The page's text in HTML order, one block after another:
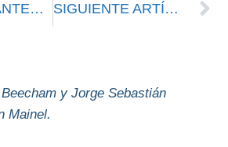
ARTÍCULO ANTERIOR SIGUIENTE ARTÍCULO
y Jorge Sebastián
Mainel.